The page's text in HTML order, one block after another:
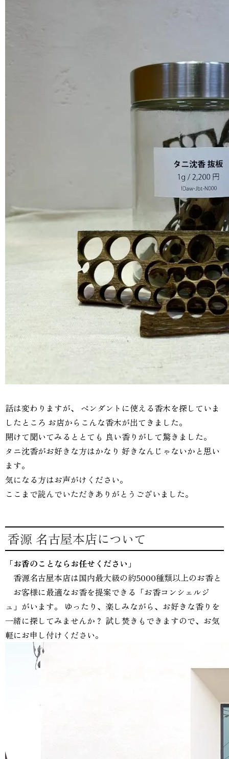
話は変わりますが、 ペンダントに使える香木を探していま
したところ お店からこんな香木が出てきました。
開けて聞いてみるととても 良い香りがして驚きました。
タニ沈香がお好きな方はかなり 好きなんじゃないかと思い
ます。
気になる方はお声がけください。
ここまで読んでいただきありがとうございました。
香源 名古屋本店について
「お香のことならお任せください」
香源名古屋本店は国内最大級の約5000種類以上のお香と
お客様に最適なお香を提案できる「お香コンシェルジ
ュ」がいます。 ゆったり、楽しみながら、お好きな香りを
一緒に探してみませんか？ 試し焚きもできますので、お気
軽にお申し付けください。